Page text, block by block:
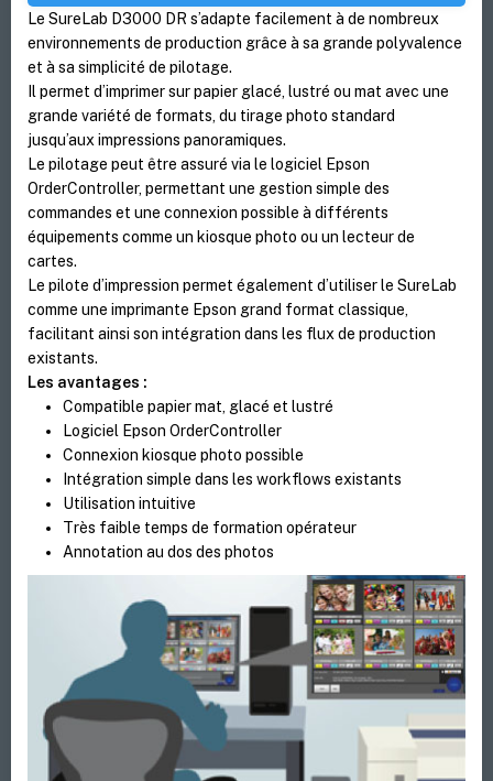
Le SureLab D3000 DR s’adapte facilement à de nombreux
environnements de production grâce à sa grande polyvalence
et à sa simplicité de pilotage.
Il permet d’imprimer sur papier glacé, lustré ou mat avec une
grande variété de formats, du tirage photo standard
jusqu’aux impressions panoramiques.
Le pilotage peut être assuré via le logiciel Epson
OrderController, permettant une gestion simple des
commandes et une connexion possible à différents
équipements comme un kiosque photo ou un lecteur de
cartes.
Le pilote d’impression permet également d’utiliser le SureLab
comme une imprimante Epson grand format classique,
facilitant ainsi son intégration dans les flux de production
existants.
Les avantages :
Compatible papier mat, glacé et lustré
Logiciel Epson OrderController
Connexion kiosque photo possible
Intégration simple dans les workflows existants
Utilisation intuitive
Très faible temps de formation opérateur
Annotation au dos des photos